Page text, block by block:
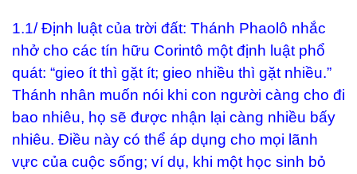
1.1/ Định luật của trời đất: Thánh Phaolô nhắc
nhở cho các tín hữu Corintô một định luật phổ
quát: “gieo ít thì gặt ít; gieo nhiều thì gặt nhiều.”
Thánh nhân muốn nói khi con người càng cho đi
bao nhiêu, họ sẽ được nhận lại càng nhiều bấy
nhiêu. Điều này có thể áp dụng cho mọi lãnh
vực của cuộc sống; ví dụ, khi một học sinh bỏ